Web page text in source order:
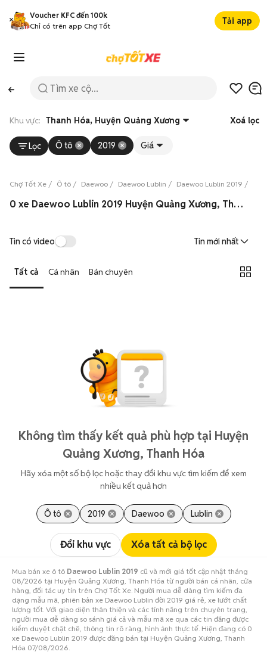
Voucher KFC đến 100k
Chỉ có trên app Chợ Tốt
Tải app
Khu vực: Thanh Hóa, Huyện Quảng Xương Xoá lọc
Lọc Ô tô 2019 Giá
Chợ Tốt Xe Ô tô Daewoo Daewoo Lublin Daewoo Lublin 2019
0 xe Daewoo Lublin 2019 Huyện Quảng Xương, Thanh Hóa 08/2026
Tin có video Tin mới nhất
Tất cả Cá nhân Bán chuyên
Không tìm thấy kết quả phù hợp tại Huyện
Quảng Xương, Thanh Hóa
Hãy xóa một số bộ lọc hoặc thay đổi khu vực tìm kiếm để xem
nhiều kết quả hơn
Ô tô 2019 Daewoo Lublin
Đổi khu vực Xóa tất cả bộ lọc
Mua bán xe ô tô Daewoo Lublin 2019 cũ và mới giá tốt cập nhật tháng
08/2026 tại Huyện Quảng Xương, Thanh Hóa từ người bán cá nhân, cửa
hàng, đối tác uy tín trên Chợ Tốt Xe. Người mua dễ dàng tìm kiếm đa
dạng mẫu mã, phiên bản xe Daewoo Lublin đời 2019 giá rẻ, xe lướt chất
lượng tốt. Với giao diện thân thiện và các tính năng trên chuyên trang,
người mua dễ dàng so sánh giá cả và mẫu mã xe qua các tin đăng được
kiểm duyệt chặt chẽ, thông tin rõ ràng, hình ảnh thực tế. Hiện đang có 0
xe Daewoo Lublin 2019 được đăng bán tại Huyện Quảng Xương, Thanh
Hóa 07/08/2026.